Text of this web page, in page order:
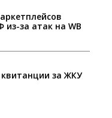
из-за атак на WB
за ЖКУ